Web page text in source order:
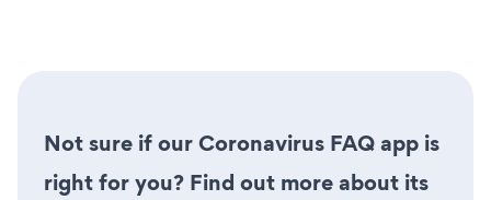
Not sure if our Coronavirus FAQ app is
right for you? Find out more about its